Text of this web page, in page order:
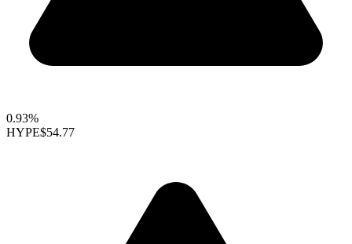
0.93%
HYPE$54.77